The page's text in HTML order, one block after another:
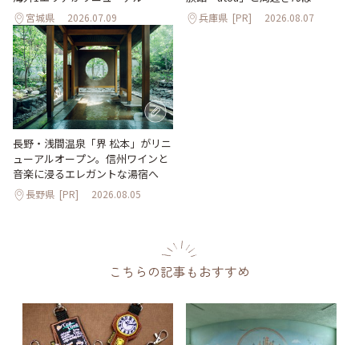
宮城県 2026.07.09 兵庫県 [PR] 2026.08.07
長野・浅間温泉「界 松本」がリニ
ューアルオープン。信州ワインと
音楽に浸るエレガントな湯宿へ
長野県 [PR] 2026.08.05
こちらの記事もおすすめ